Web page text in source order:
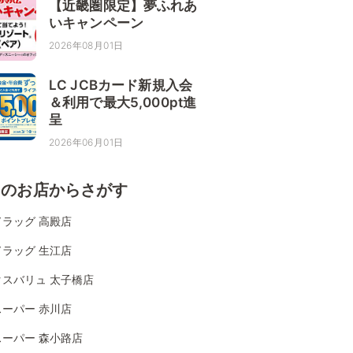
【近畿圏限定】夢ふれあ
いキャンペーン
2026年08月01日
LC JCBカード新規入会
＆利用で最大5,000pt進
呈
2026年06月01日
お店からさがす
ラッグ 高殿店
ラッグ 生江店
スバリュ 太子橋店
パー 赤川店
パー 森小路店